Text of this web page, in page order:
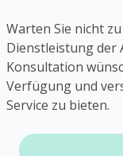
Warten Sie nicht
Dienstleistung der
Konsultation
Verfügung und
Service zu bieten.